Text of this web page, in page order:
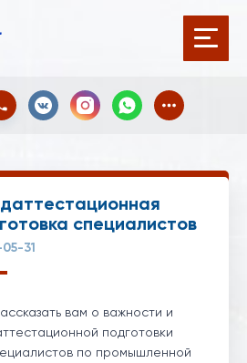
специалистов
31
вам о важности и
подготовки
по промышленной